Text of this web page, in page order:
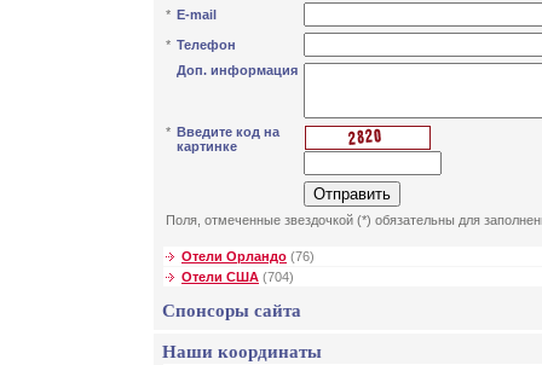
* E-mail
* Телефон
Доп. информация
* Введите код на
картинке
Поля, отмеченные звездочкой (*) обязательны для
Отели Орландо (76)
Отели США (704)
Спонсоры сайта
Наши координаты